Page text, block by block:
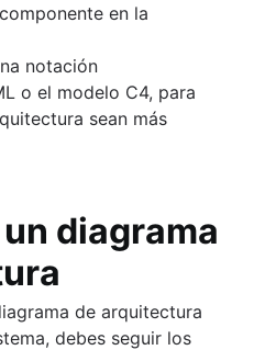
en la
notación
o el modelo C4, para
sean más
diagrama
de arquitectura
debes seguir los